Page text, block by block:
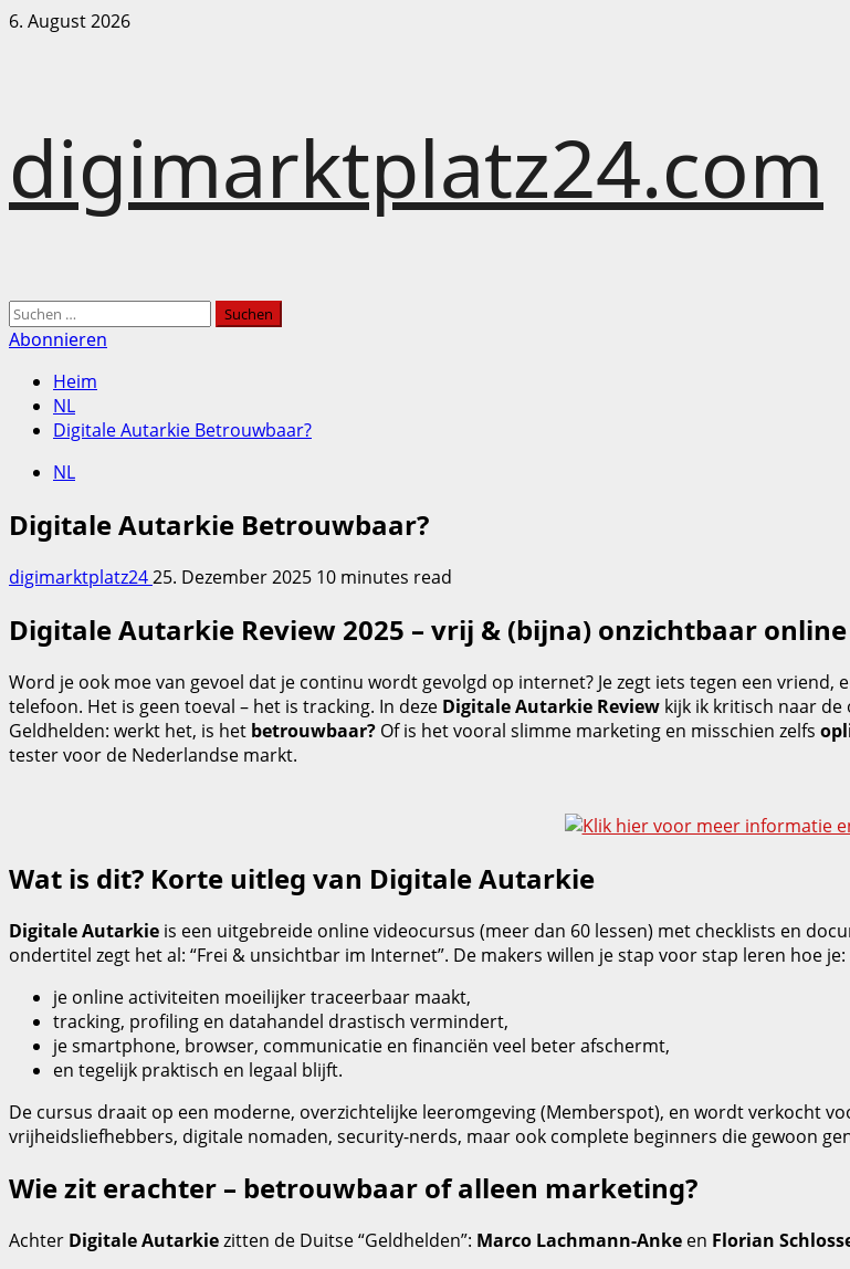
Zum
6. August 2026
digimarktplatz24.com
Hauptmenü
Suchen
nach:
Abonnieren
Heim
NL
Digitale Autarkie Betrouwbaar?
NL
Digitale Autarkie Betrouwbaar?
digimarktplatz2425. Dezember 2025 10 minutes read
Digitale Autarkie Review 2025 – vrij & (bijna) onzichtbaar
Word je ook moe van gevoel dat je continu wordt gevolgd op internet? Je zegt iets tegen een
telefoon. Het is geen toeval – het is tracking. In deze Digitale Autarkie Review kijk ik kritisch naar de
Geldhelden: werkt het, is het betrouwbaar? Of is het vooral slimme marketing en misschien zelfs
tester voor de Nederlandse markt.
Wat is dit? Korte uitleg van Digitale Autarkie
Digitale Autarkie is een uitgebreide online videocursus (meer dan 60 lessen) met checklists en
ondertitel zegt het al: “Frei & unsichtbar im Internet”. De makers willen je stap voor stap leren hoe je:
je online activiteiten moeilijker traceerbaar maakt,
tracking, profiling en datahandel drastisch vermindert,
je smartphone, browser, communicatie en financiën veel beter afschermt,
en tegelijk praktisch en legaal blijft.
De cursus draait op een moderne, overzichtelijke leeromgeving (Memberspot), en wordt verkocht
vrijheidsliefhebbers, digitale nomaden, security-nerds, maar ook complete beginners die gewoon
Wie zit erachter – betrouwbaar of alleen marketing?
Achter Digitale Autarkiezitten de Duitse “Geldhelden”: Marco Lachmann‑Anke en Florian